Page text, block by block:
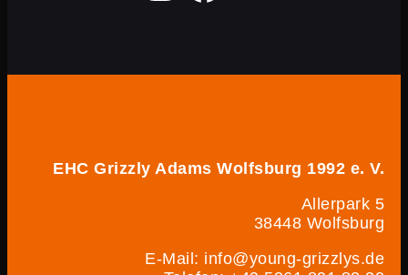
EHC Grizzly Adams Wolfsburg 1992 e. V.
Allerpark 5
38448 Wolfsburg
E-Mail: info@young-grizzlys.de